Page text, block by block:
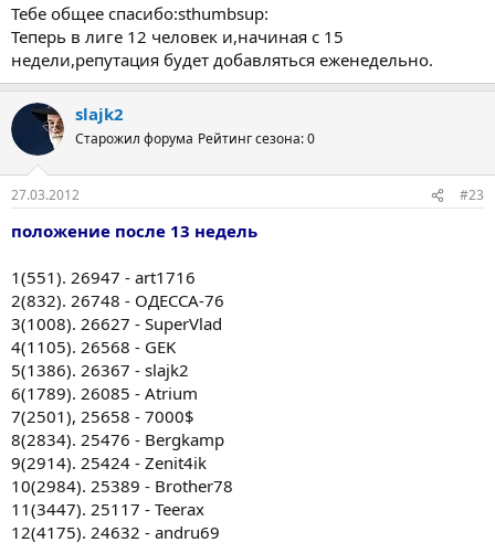
Тебе общее спасибо:sthumbsup:
Теперь в лиге 12 человек и,начиная с 15
недели,репутация будет добавляться еженедельно.
slajk2
Старожил форума Рейтинг сезона: 0
27.03.2012 #23
положение после 13 недель
1(551). 26947 - art1716
2(832). 26748 - ОДЕССА-76
3(1008). 26627 - SuperVlad
4(1105). 26568 - GEK
5(1386). 26367 - slajk2
6(1789). 26085 - Atrium
7(2501), 25658 - 7000$
8(2834). 25476 - Bergkamp
9(2914). 25424 - Zenit4ik
10(2984). 25389 - Brother78
11(3447). 25117 - Teerax
12(4175). 24632 - andru69